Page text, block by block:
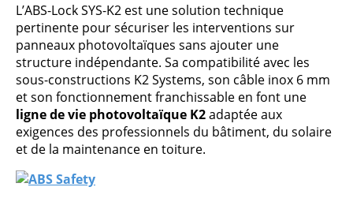
L’ABS-Lock SYS-K2 est une solution technique
pertinente pour sécuriser les interventions sur
panneaux photovoltaïques sans ajouter une
structure indépendante. Sa compatibilité avec les
sous-constructions K2 Systems, son câble inox 6 mm
et son fonctionnement franchissable en font une
ligne de vie photovoltaïque K2adaptée aux
exigences des professionnels du bâtiment, du solaire
et de la maintenance en toiture.